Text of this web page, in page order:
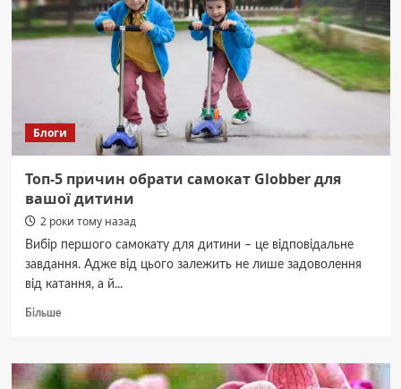
Блоги
Топ-5 причин обрати самокат Globber для
вашої дитини
2 роки тому назад
Вибір першого самокату для дитини – це відповідальне
завдання. Адже від цього залежить не лише задоволення
від катання, а й...
БільшеДокладніше
причин
обрати